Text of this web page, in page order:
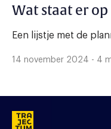
Wat staat er
Een lijstje met de
14 november 2024 - 4